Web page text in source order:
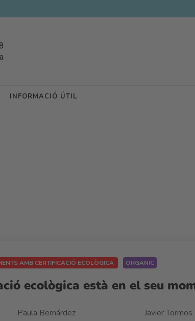
INFORMACIÓ ÚTIL
AMB CERTIFICACIÓ ECOLÒGICA ORGANIC
ecològica està en el seu
Paula Bernárdez Javier Tormos